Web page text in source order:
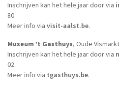
Inschrijven kan het hele jaar door via
80.
Meer info via visit-aalst.be.
Museum ’t Gasthuys, Oude
Inschrijven kan het hele jaar door via
02.
Meer info via tgasthuys.be.